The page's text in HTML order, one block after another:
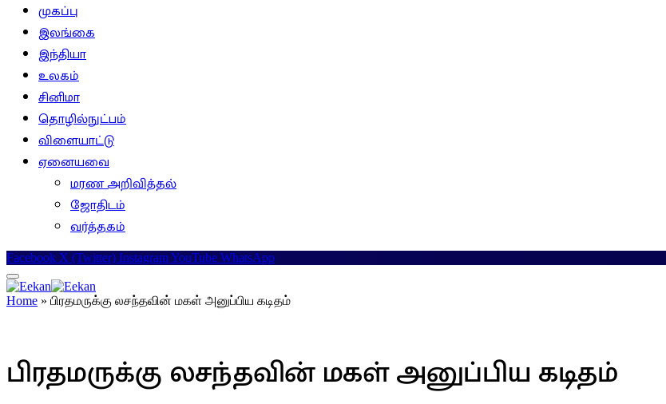
முகப்பு
இலங்கை
இந்தியா
உலகம்
சினிமா
தொழில்நுட்பம்
விளையாட்டு
ஏனையவை
மரண அறிவித்தல்
ஜோதிடம்
வர்த்தகம்
Facebook X (Twitter) InstagramYouTube WhatsApp
Home » பிரதமருக்கு லசந்தவின் மகள் அனுப்பிய கடிதம்
பிரதமருக்கு லசந்தவின் மகள் அனுப்பிய கடிதம்